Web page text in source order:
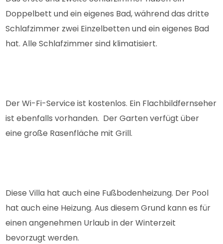
Doppelbett und ein eigenes Bad, während das dritte
Schlafzimmer zwei Einzelbetten und ein eigenes Bad
hat. Alle Schlafzimmer sind klimatisiert.
Der Wi-Fi-Service ist kostenlos. Ein Flachbildfernseher
ist ebenfalls vorhanden. Der Garten verfügt über
eine große Rasenfläche mit Grill.
Diese Villa hat auch eine Fußbodenheizung. Der Pool
hat auch eine Heizung. Aus diesem Grund kann es für
einen angenehmen Urlaub in der Winterzeit
bevorzugt werden.